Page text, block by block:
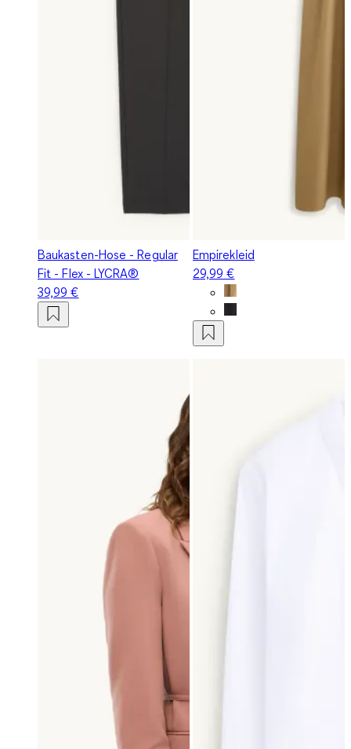
Baukasten-Hose - Regular
Fit - Flex - LYCRA®
39,99 €
Empirekleid
29,99 €